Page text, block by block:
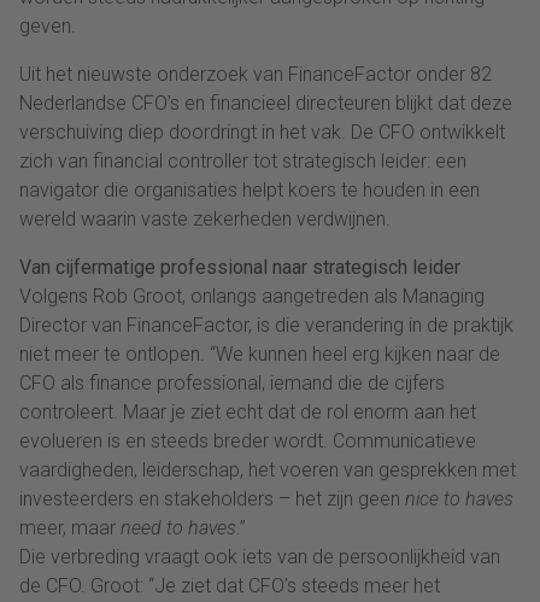
geven.
Uit het nieuwste onderzoek van FinanceFactor onder 82
Nederlandse CFO’s en financieel directeuren blijkt dat deze
verschuiving diep doordringt in het vak. De CFO ontwikkelt
zich van financial controller tot strategisch leider: een
navigator die organisaties helpt koers te houden in een
wereld waarin vaste zekerheden verdwijnen.
Van cijfermatige professional naar strategisch leider
Volgens Rob Groot, onlangs aangetreden als Managing
Director van FinanceFactor, is die verandering in de praktijk
niet meer te ontlopen. “We kunnen heel erg kijken naar de
CFO als finance professional, iemand die de cijfers
controleert. Maar je ziet echt dat de rol enorm aan het
evolueren is en steeds breder wordt. Communicatieve
vaardigheden, leiderschap, het voeren van gesprekken met
investeerders en stakeholders – het zijn geen nice to haves
meer, maar need to haves.”
Die verbreding vraagt ook iets van de persoonlijkheid van
de CFO. Groot: “Je ziet dat CFO’s steeds meer het